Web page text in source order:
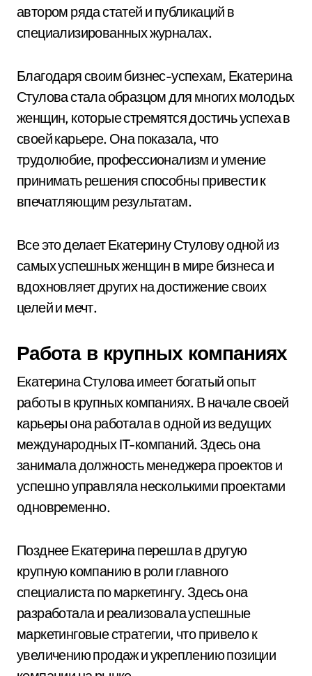
автором ряда статей и публикаций в
специализированных журналах.
Благодаря своим бизнес-успехам, Екатерина
Стулова стала образцом для многих молодых
женщин, которые стремятся достичь успеха в
своей карьере. Она показала, что
трудолюбие, профессионализм и умение
принимать решения способны привести к
впечатляющим результатам.
Все это делает Екатерину Стулову одной из
самых успешных женщин в мире бизнеса и
вдохновляет других на достижение своих
целей и мечт.
Работа в крупных компаниях
Екатерина Стулова имеет богатый опыт
работы в крупных компаниях. В начале своей
карьеры она работала в одной из ведущих
международных IT-компаний. Здесь она
занимала должность менеджера проектов и
успешно управляла несколькими проектами
одновременно.
Позднее Екатерина перешла в другую
крупную компанию в роли главного
специалиста по маркетингу. Здесь она
разработала и реализовала успешные
маркетинговые стратегии, что привело к
увеличению продаж и укреплению позиции